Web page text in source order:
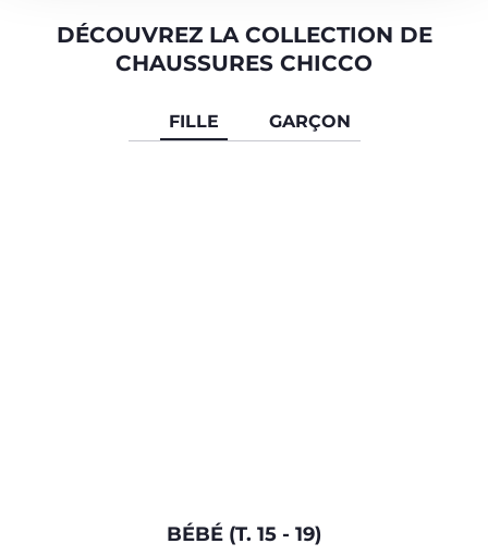
DÉCOUVREZ LA COLLECTION DE
CHAUSSURES CHICCO
FILLE GARÇON
BÉBÉ (T. 15 - 19)